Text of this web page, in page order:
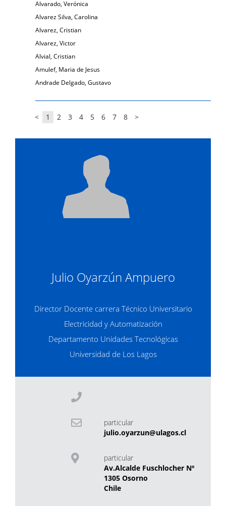
Alvarado, Verónica
Alvarez Silva, Carolina
Alvarez, Cristian
Alvarez, Victor
Alvial, Cristian
Amulef, Maria de Jesus
Andrade Delgado, Gustavo
< 1 2 3 4 5 6 7 8 >
Julio Oyarzún Ampuero
Director Docente carrera Técnico Universitario
Electricidad y Automatización
Departamento Unidades Tecnológicas
Universidad de Los Lagos
particular
julio.oyarzun@ulagos.cl
particular
Av.Alcalde Fuschlocher Nº
1305 Osorno
Chile